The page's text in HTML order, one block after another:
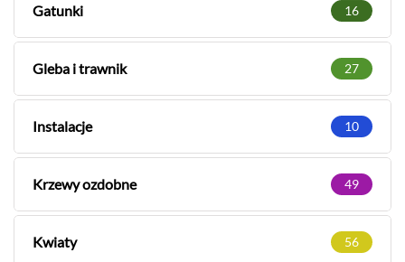
Gatunki 16
Gleba i trawnik 27
Instalacje 10
Krzewy ozdobne 49
Kwiaty 56